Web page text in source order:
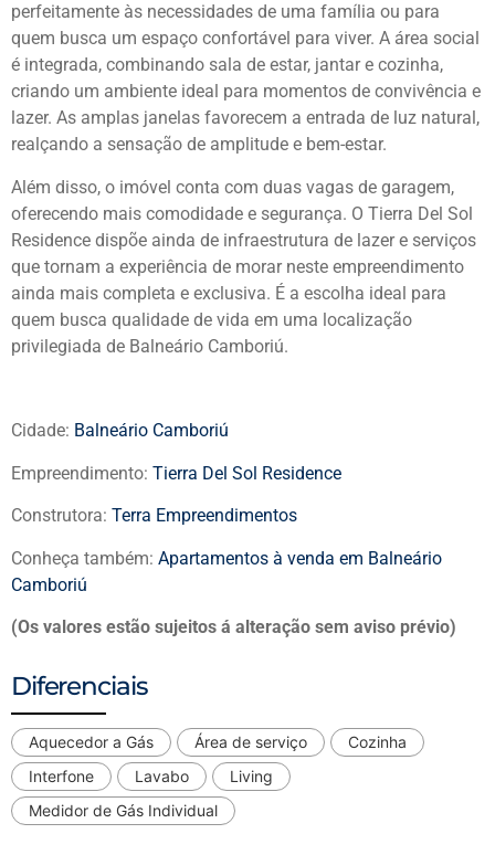
perfeitamente às necessidades de uma família ou para
quem busca um espaço confortável para viver. A área social
é integrada, combinando sala de estar, jantar e cozinha,
criando um ambiente ideal para momentos de convivência e
lazer. As amplas janelas favorecem a entrada de luz natural,
realçando a sensação de amplitude e bem-estar.
Além disso, o imóvel conta com duas vagas de garagem,
oferecendo mais comodidade e segurança. O Tierra Del Sol
Residence dispõe ainda de infraestrutura de lazer e serviços
que tornam a experiência de morar neste empreendimento
ainda mais completa e exclusiva. É a escolha ideal para
quem busca qualidade de vida em uma localização
privilegiada de Balneário Camboriú.
Cidade: Balneário Camboriú
Empreendimento: Tierra Del Sol Residence
Construtora: Terra Empreendimentos
Conheça também: Apartamentos à venda em Balneário
Camboriú
(Os valores estão sujeitos á alteração sem aviso prévio)
Diferenciais
Aquecedor a Gás Área de serviço
Cozinha
Interfone
Lavabo
Living
Medidor de Gás Individual